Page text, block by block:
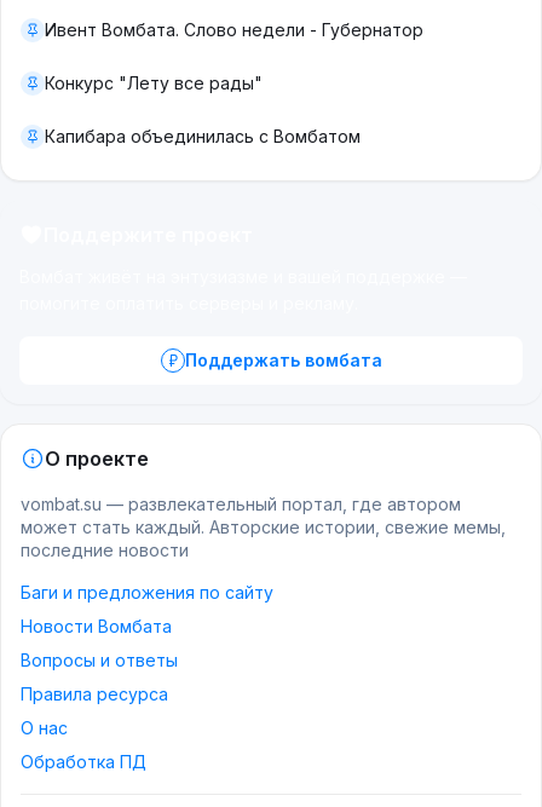
Ивент Вомбата. Слово недели - Губернатор
Конкурс "Лету все рады"
Капибара объединилась с Вомбатом
Поддержать вомбата
О проекте
vombat.su — развлекательный портал, где автором
может стать каждый. Авторские истории, свежие мемы,
последние новости
Баги и предложения по сайту
Новости Вомбата
Вопросы и ответы
Правила ресурса
О нас
Обработка ПД